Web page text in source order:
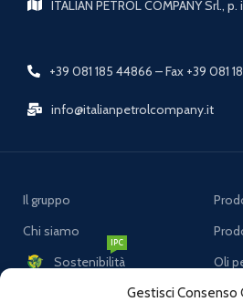
Gestisci Consenso
ITALIAN PETROL COMPANY Srl.,
+39 081 185 44866 – Fax +39 081
info@italianpetrolcompany.it
Il gruppo
Chi siamo
Sostenibilità
IPC
Ricerca e innovazione
Oli
Oli